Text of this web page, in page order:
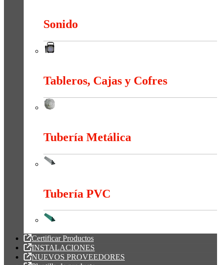
Sonido
Tableros, Cajas y Cofres
Tubería Metálica
Tubería PVC
Certificar Productos
INSTALACIONES
NUEVOS PROVEEDORES